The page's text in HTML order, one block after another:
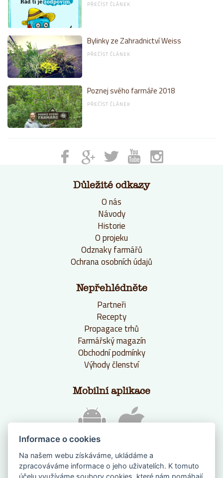
PŘEČÍST ČLÁNEK
Bylinky ze Zahradnictví Weiss
PŘEČÍST ČLÁNEK
Poznej svého farmáře 2018
PŘEČÍST ČLÁNEK
Důležité odkazy
O nás
Návody
Historie
O projeku
Odznaky farmářů
Ochrana osobních údajů
Nepřehlédněte
Partneři
Recepty
Propagace trhů
Farmářský magazín
Obchodní podmínky
Výhody členství
Mobilní aplikace
Informace o cookies
Na našem webu získáváme, ukládáme a
zpracováváme informace o jeho uživatelích. K tomuto
účelu využíváme soubory cookies, které nám pomáhají